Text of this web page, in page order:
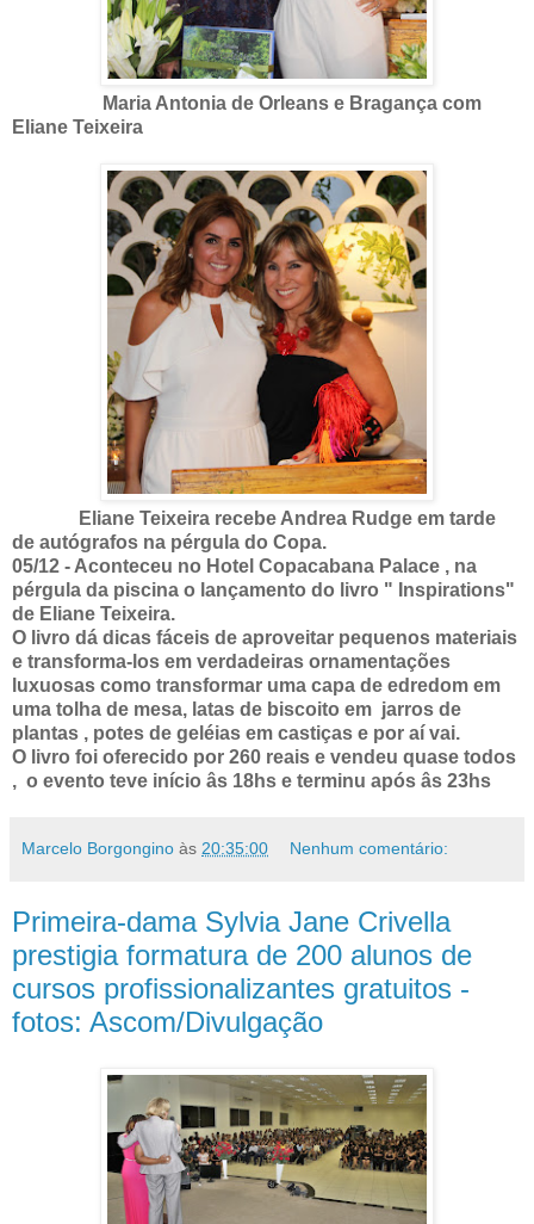
Maria Antonia de Orleans e Bragança com
Eliane Teixeira
Eliane Teixeira recebe Andrea Rudge em tarde
de autógrafos na pérgula do Copa.
05/12 - Aconteceu no Hotel Copacabana Palace , na
pérgula da piscina o lançamento do livro " Inspirations"
de Eliane Teixeira.
O livro dá dicas fáceis de aproveitar pequenos materiais
e transforma-los em verdadeiras ornamentações
luxuosas como transformar uma capa de edredom em
uma tolha de mesa, latas de biscoito em jarros de
plantas , potes de geléias em castiças e por aí vai.
O livro foi oferecido por 260 reais e vendeu quase todos
, o evento teve início âs 18hs e terminu após âs 23hs
Marcelo Borgongino às 20:35:00 Nenhum comentário:
Primeira-dama Sylvia Jane Crivella
prestigia formatura de 200 alunos de
cursos profissionalizantes gratuitos -
fotos: Ascom/Divulgação